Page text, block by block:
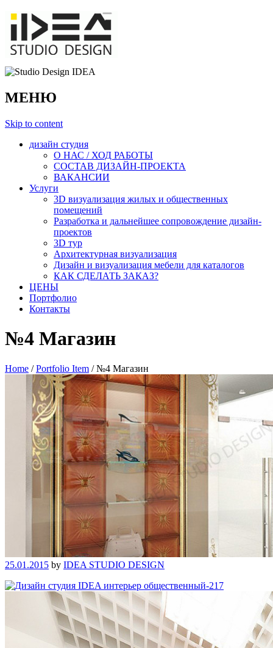
МЕНЮ
Skip to content
дизайн студия
О НАС / ХОД РАБОТЫ
СОСТАВ ДИЗАЙН-ПРОЕКТА
ВАКАНСИИ
Услуги
3D визуализация жилых и общественных
помещений
Разработка и дальнейшее сопровождение дизайн-
проектов
3D тур
Архитектурная визуализация
Дизайн и визуализация мебели для каталогов
КАК СДЕЛАТЬ ЗАКАЗ?
ЦЕНЫ
Портфолио
Контакты
№4 Магазин
Home /Portfolio Item /№4 Магазин
25.01.2015 by IDEA STUDIO DESIGN